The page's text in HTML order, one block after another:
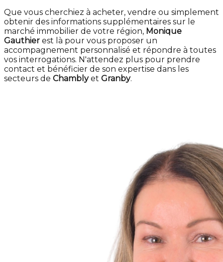
Que vous cherchiez à acheter, vendre ou simplement
obtenir des informations supplémentaires sur le
marché immobilier de votre région, Monique
Gauthier est là pour vous proposer un
accompagnement personnalisé et répondre à toutes
vos interrogations. N'attendez plus pour prendre
contact et bénéficier de son expertise dans les
secteurs de Chamblyet Granby.